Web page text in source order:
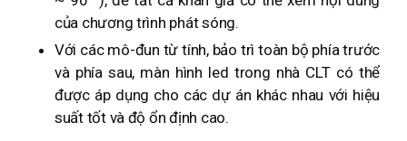
của chương trình phát sóng.
Với các mô-đun từ tính, bảo trì toàn bộ phía trước
và phía sau, màn hình led trong nhà CLT có thể
được áp dụng cho các dự án khác nhau với hiệu
suất tốt và độ ổn định cao.